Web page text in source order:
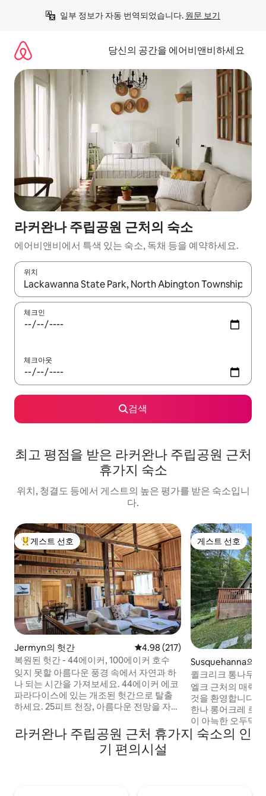
일부 정보가 자동 번역되었습니다. 원문 보기
당신의 공간을 에어비앤비하세요
라커완나 주립공원 근처의 숙소
에어비앤비에서 특색 있는 숙소, 독채 등을 예약하세요.
위치
결과가 나오면 위·아래 화살표 키를 사용하거나 터치 또는 스와이
체크인
체크아웃
검색
최고 평점을 받은 라커완나 주립공원 근처
휴가지 숙소
위치, 청결도 등에서 게스트의 높은 평가를 받은 숙소입니
다.
상위 게스트 선호
게스트 선호
Jermyn의 헛간 평점 4.98점(5점 만점), 후기 217
4.98 (217)
복원된 헛간 - 44에이커, 100에이커 호수
잊지 못할 아름다운 풍경 속에서 자연과 하
나 되는 시간을 가져보세요. 44에이커 에코
파라다이스에 있는 개조된 헛간으로 탈출
하세요. 25피트 천장, 아름다운 전망을 자랑
한 로프트 침실의 킹사이즈 침대, 아늑한 가
스레인지를 갖춘 현대적인 농가 생활을 경
험해보세요. 100에이커 호수에서 하이킹,
게스트 선호
게스트 선호
Susquehanna의
퀼크리크 통나무집
엘크 근처의 매력
것을 환영합니다!
한나 롱어크레 로
이 아늑한 오두막
넓은 데크, 뒤쪽 파
커플, 가족 또는 친
라커완나 주립공원 근처 휴가지 숙소의 인
기 편의시설